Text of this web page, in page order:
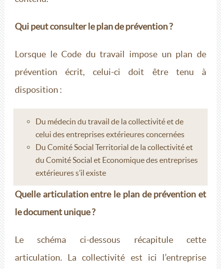
Qui peut consulter le plan de prévention ?
Lorsque le Code du travail impose un plan de
prévention écrit, celui-ci doit être tenu à
disposition :
Du médecin du travail de la collectivité et de
celui des entreprises extérieures concernées
Du Comité Social Territorial de la collectivité et
du Comité Social et Economique des entreprises
extérieures s’il existe
Quelle articulation entre le plan de prévention et
le document unique ?
Le schéma ci-dessous récapitule cette
articulation. La collectivité est ici l’entreprise